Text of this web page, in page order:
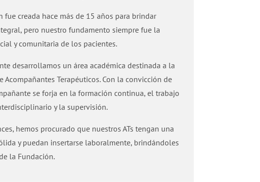
fue creada hace más de 15 años para brindar
pero nuestro fundamento siempre fue la
y comunitaria de los pacientes.
desarrollamos un área académica destinada a la
Acompañantes Terapéuticos. Con la convicción de
se forja en la formación continua, el trabajo
y la supervisión.
hemos procurado que nuestros ATs tengan una
y puedan insertarse laboralmente, brindándoles
la Fundación.